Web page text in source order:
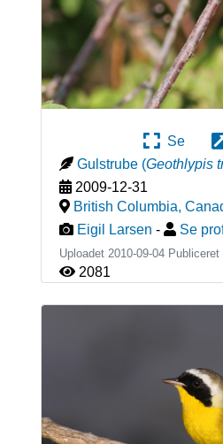
Se
Gulstrube (Geothlypis
2009-12-31
British Columbia,
Eigil Larsen - Se
Uploadet 2010-09-04 Publiceret
2081